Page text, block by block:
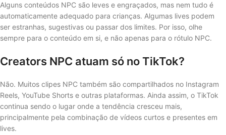
Alguns conteúdos NPC são leves e engraçados, mas nem tudo é
automaticamente adequado para crianças. Algumas lives podem
ser estranhas, sugestivas ou passar dos limites. Por isso, olhe
sempre para o conteúdo em si, e não apenas para o rótulo NPC.
Creators NPC atuam só no TikTok?
Não. Muitos clipes NPC também são compartilhados no Instagram
Reels, YouTube Shorts e outras plataformas. Ainda assim, o TikTok
continua sendo o lugar onde a tendência cresceu mais,
principalmente pela combinação de vídeos curtos e presentes em
lives.